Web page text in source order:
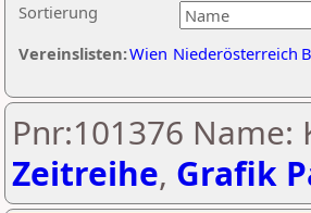
Sortierung
Vereinslisten:Wien Niederösterreich
Pnr:101376 Name:
Zeitreihe, Grafik